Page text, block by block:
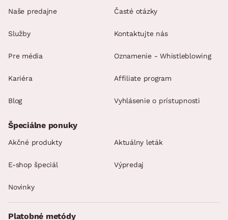
Naše predajne
Služby
Pre média
Kariéra
Blog
Časté otázky
Kontaktujte nás
Oznamenie - Whistleblowing
Affiliate program
Vyhlásenie o prístupnosti
Špeciálne ponuky
Akčné produkty Aktuálny leták
E-shop špeciál Výpredaj
Novinky
Platobné metódy